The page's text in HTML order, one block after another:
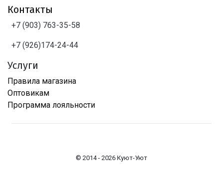
Контакты
+7 (903) 763-35-58
+7 (926)174-24-44
Услуги
Правила магазина
Оптовикам
Программа лояльности
© 2014 - 2026 Куют-Уют